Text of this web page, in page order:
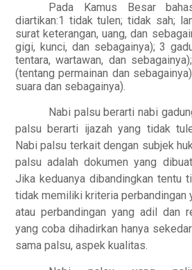
Pada Kamus Besar
diartikan:1 tidak tulen; tidak sah;
surat keterangan, uang, dan
gigi, kunci, dan sebagainya); 3
tentara, wartawan, dan
(tentang permainan dan
suara dan sebagainya).
Nabi palsu berarti nabi
palsu berarti ijazah yang tidak
Nabi palsu terkait dengan subjek
palsu adalah dokumen yang
Jika keduanya dibandingkan tentu
tidak memiliki kriteria perbandingan
atau perbandingan yang adil dan
yang coba dihadirkan hanya
sama palsu, aspek kualitas.